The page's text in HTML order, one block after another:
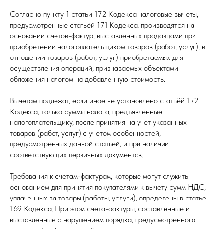
Согласно пункту 1 статьи 172 Кодекса налоговые вычеты,
предусмотренные статьёй 171 Кодекса, производятся на
основании счетов-фактур, выставленных продавцами при
приобретении налогоплательщиком товаров (работ, услуг), в
отношении товаров (работ, услуг) приобретаемых для
осуществления операций, признаваемых объектами
обложения налогом на добавленную стоимость.
Вычетам подлежат, если иное не установлено статьёй 172
Кодекса, только суммы налога, предъявленные
налогоплательщику, после принятия на учет указанных
товаров (работ, услуг) с учетом особенностей,
предусмотренных данной статьей, и при наличии
соответствующих первичных документов.
Требования к счетам-фактурам, которые могут служить
основанием для принятия покупателями к вычету сумм НДС,
уплаченных за товары (работы, услуги), определены в статье
169 Кодекса. При этом счета-фактуры, составленные и
выставленные с нарушением порядка, предусмотренного